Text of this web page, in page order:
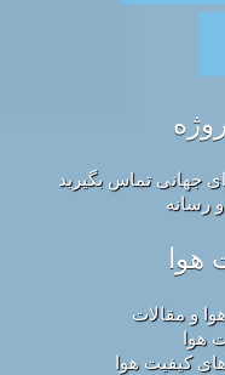
جهانی تماس بگیرید
هوا
و مقالات
هوا
کیفیت هوا